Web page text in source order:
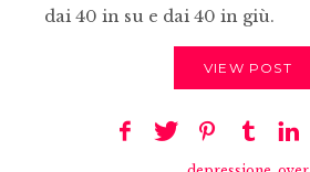
dai 40 in su e dai 40 in giù.
VIEW POST